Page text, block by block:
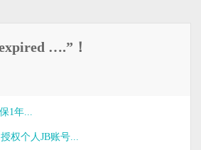
….”！
1年...
权个人JB账号...